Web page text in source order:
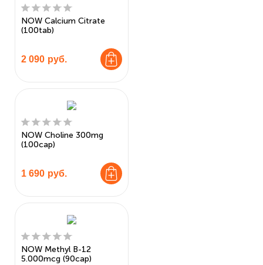
NOW Calcium Citrate
(100tab)
2 090 руб.
NOW Choline 300mg
(100cap)
1 690 руб.
NOW Methyl B-12
5.000mcg (90cap)